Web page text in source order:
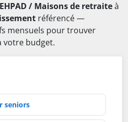
EHPAD / Maisons de retraiteà
référencé —
mensuels pour trouver
votre budget.